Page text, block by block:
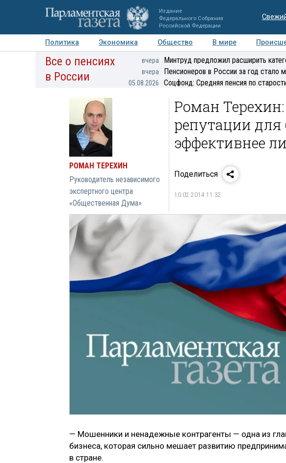
Издание
Федерального Собрания
Российской Федерации
Политика Экономика Общество В мире
Авторы Персоны Мнения Регионы Медиацентр
Все о пенсиях
в России
вчера Минтруд предложил расширить
вчера Пенсионеров в России за год стало
05.08.2026 Соцфонд: Средняя пенсия по
РОМАН ТЕРЕХИН
Руководитель независимого
экспертного центра
«Общественная Дума»
Роман
репутации для
эффективнее
Поделиться
10.02.2014 11:32
— Мошенники и ненадежные контрагенты — одна из
бизнеса, которая сильно мешает развитию
в стране.